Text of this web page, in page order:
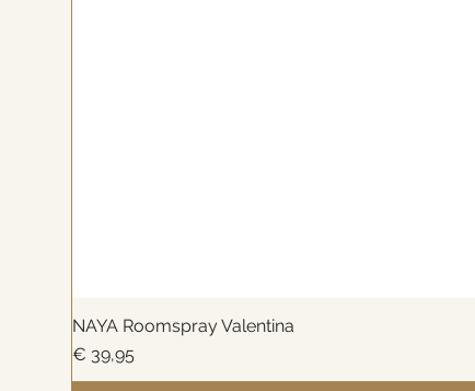
NAYA Roomspray Valentina
Prijs
€ 39,95